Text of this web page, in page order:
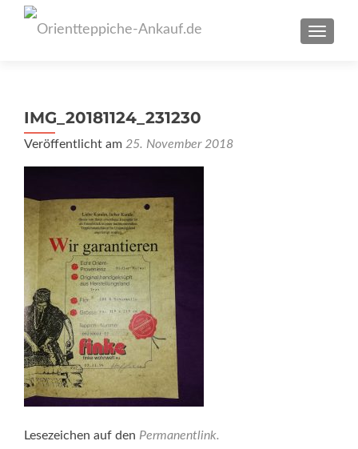
IMG_20181124_231230
Veröffentlicht am 25. November 2018
Lesezeichen auf den Permanentlink.